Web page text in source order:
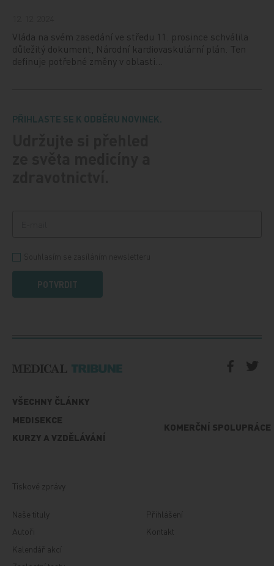
Vláda na svém zasedání ve středu 11. prosince schválila
důležitý dokument, Národní kardiovaskulární plán. Ten
definuje potřebné změny v oblasti…
PŘIHLASTE SE K ODBĚRU NOVINEK.
POTVRDIT
VŠECHNY ČLÁNKY
MEDISEKCE
KURZY A VZDĚLÁVÁNÍ
KOMERČNÍ SPOLUPRÁCE
Tiskové zprávy
Naše tituly
Autoři
Kalendář akcí
Přihlášení
Kontakt